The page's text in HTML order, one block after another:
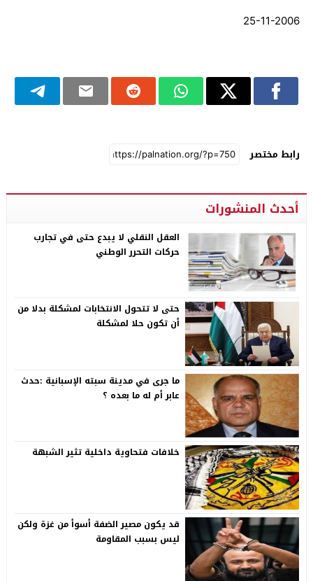
25-11-2006
رابط مختصر
أحدث المنشورات
العقل النقلي لا يبدع حتى في تجارب
حركات التحرر الوطني
حتى لا تتحول الانتخابات لمشكلة بدلا من
أن تكون حلا لمشكلة
ما جرى في مدينة سبته الإسبانية :حدث
عابر أم له ما بعده ؟
خلافات فتحاوية داخلية تثير الشبهة
قد يكون مصير الضفة أسوأ من غزة ولكن
ليس بسبب المقاومة